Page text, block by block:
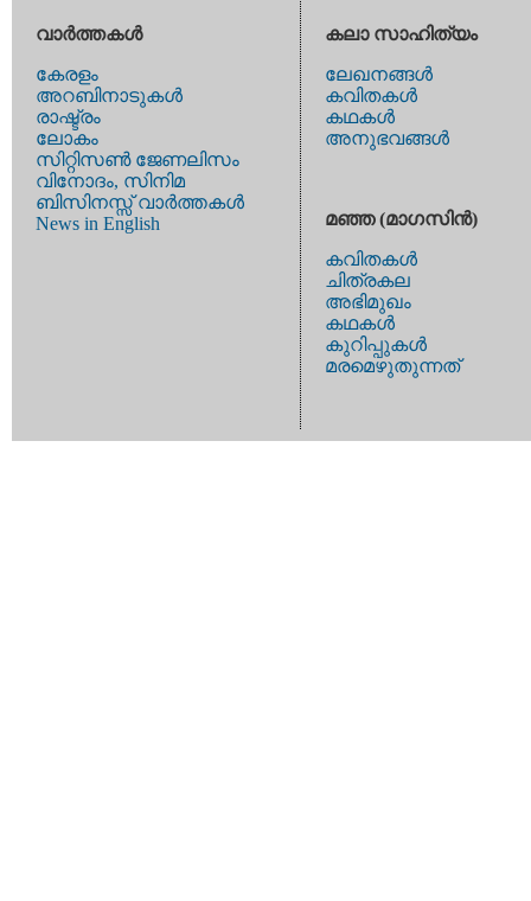
വാര്‍ത്തകള്‍
കേരളം
അറബിനാടുകള്‍
രാഷ്ട്രം
ലോകം
സിറ്റിസണ്‍ ജേണലിസം
വിനോദം, സിനിമ
ബിസിനസ്സ് വാര്‍ത്തകള്‍
News in English
കലാ സാഹിത്യം
ലേഖനങ്ങള്‍
കവിതകള്‍
കഥകള്‍
അനുഭവങ്ങള്‍
മഞ്ഞ (മാഗസിന്‍)
കവിതകള്‍
ചിത്രകല
അഭിമുഖം
കഥകള്‍
കുറിപ്പുകള്‍
മരമെഴുതുന്നത്